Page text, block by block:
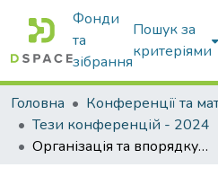
Фонди
та
зібрання
Пошук за
критеріями
Головна
Тези конференцій - 2024
Організація та впорядкування сільськогосподарських угідь